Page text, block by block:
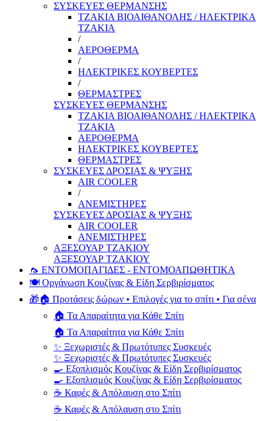
ΣΥΣΚΕΥΕΣ ΘΕΡΜΑΝΣΗΣ
ΤΖΑΚΙΑ ΒΙΟΑΙΘΑΝΟΛΗΣ / ΗΛΕΚΤΡΙΚΑ
ΤΖΑΚΙΑ
/
ΑΕΡΟΘΕΡΜΑ
/
ΗΛΕΚΤΡΙΚΕΣ ΚΟΥΒΕΡΤΕΣ
/
ΘΕΡΜΑΣΤΡΕΣ
ΣΥΣΚΕΥΕΣ ΘΕΡΜΑΝΣΗΣ
ΤΖΑΚΙΑ ΒΙΟΑΙΘΑΝΟΛΗΣ / ΗΛΕΚΤΡΙΚΑ
ΤΖΑΚΙΑ
ΑΕΡΟΘΕΡΜΑ
ΗΛΕΚΤΡΙΚΕΣ ΚΟΥΒΕΡΤΕΣ
ΘΕΡΜΑΣΤΡΕΣ
ΣΥΣΚΕΥΕΣ ΔΡΟΣΙΑΣ & ΨΥΞΗΣ
AIR COOLER
/
ΑΝΕΜΙΣΤΗΡΕΣ
ΣΥΣΚΕΥΕΣ ΔΡΟΣΙΑΣ & ΨΥΞΗΣ
AIR COOLER
ΑΝΕΜΙΣΤΗΡΕΣ
ΑΞΕΣΟΥΑΡ ΤΖΑΚΙΟΥ
ΑΞΕΣΟΥΑΡ ΤΖΑΚΙΟΥ
🦟 ΕΝΤΟΜΟΠΑΓΙΔΕΣ - ΕΝΤΟΜΟΑΠΩΘΗΤΙΚΑ
🍽️ Οργάνωση Κουζίνας & Είδη Σερβιρίσματος
🎁🏠 Προτάσεις δώρων • Επιλογές για το σπίτι • Για σένα
🏠 Τα Απαραίτητα για Κάθε Σπίτι
🏠 Τα Απαραίτητα για Κάθε Σπίτι
✨ Ξεχωριστές & Πρωτότυπες Συσκευές
✨ Ξεχωριστές & Πρωτότυπες Συσκευές
🍳 Εξοπλισμός Κουζίνας & Είδη Σερβιρίσματος
🍳 Εξοπλισμός Κουζίνας & Είδη Σερβιρίσματος
☕ Καφές & Απόλαυση στο Σπίτι
☕ Καφές & Απόλαυση στο Σπίτι